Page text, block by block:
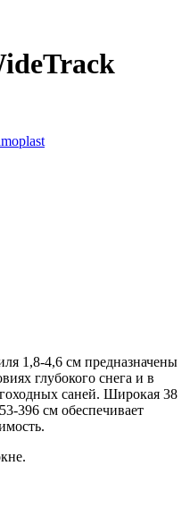
1,8-4,6 см предназначены
глубокого снега и в
саней. Широкая 38
396 см обеспечивает